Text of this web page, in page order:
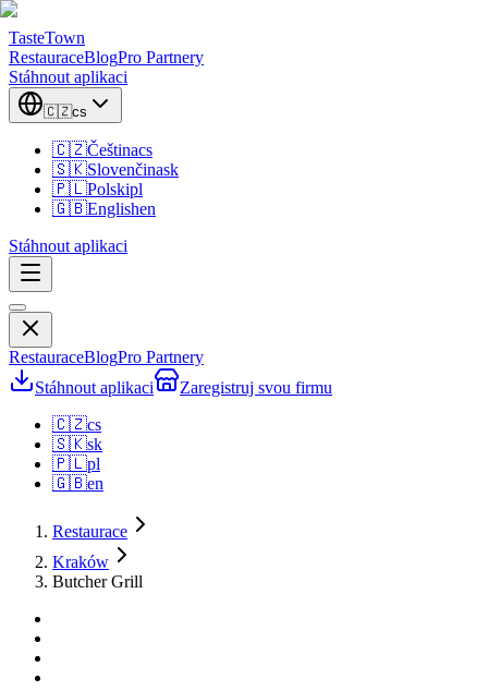
TasteTown
RestauraceBlogPro Partnery
Stáhnout aplikaci
🇨🇿cs
🇨🇿Češtinacs
🇸🇰Slovenčinask
🇵🇱Polskipl
🇬🇧Englishen
Stáhnout aplikaci
RestauraceBlogPro Partnery
Stáhnout aplikaci
Zaregistruj svou firmu
🇨🇿cs
🇸🇰sk
🇵🇱pl
🇬🇧en
Restaurace
Kraków
Butcher Grill